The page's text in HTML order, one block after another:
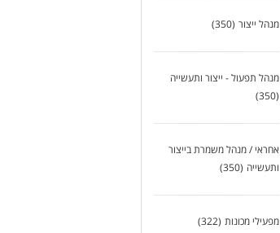
מנהל ייצור (350)
מנהל תפעול - ייצור ותעשייה
(350)
אחראי / מנהל משמרת בייצור
ותעשייה (350)
מפעילי מכונות (322)